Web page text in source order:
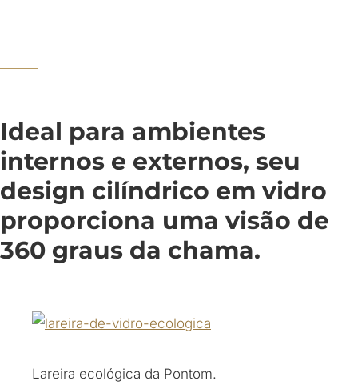
Ideal para ambientes
internos e externos, seu
design cilíndrico em vidro
proporciona uma visão de
360 graus da chama.
Lareira ecológica da Pontom.